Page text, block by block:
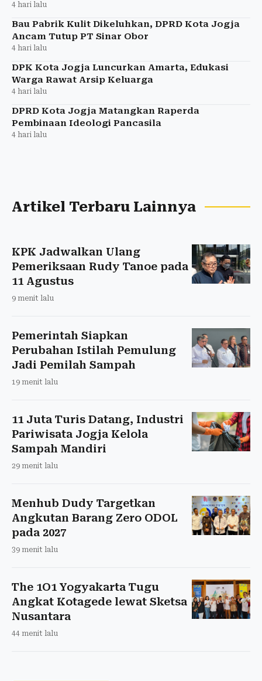
4 hari lalu
Bau Pabrik Kulit Dikeluhkan, DPRD Kota Jogja
Ancam Tutup PT Sinar Obor
4 hari lalu
DPK Kota Jogja Luncurkan Amarta, Edukasi
Warga Rawat Arsip Keluarga
4 hari lalu
DPRD Kota Jogja Matangkan Raperda
Pembinaan Ideologi Pancasila
4 hari lalu
Artikel Terbaru Lainnya
KPK Jadwalkan Ulang
Pemeriksaan Rudy Tanoe pada
11 Agustus
9 menit lalu
Pemerintah Siapkan
Perubahan Istilah Pemulung
Jadi Pemilah Sampah
19 menit lalu
11 Juta Turis Datang, Industri
Pariwisata Jogja Kelola
Sampah Mandiri
29 menit lalu
Menhub Dudy Targetkan
Angkutan Barang Zero ODOL
pada 2027
39 menit lalu
The 1O1 Yogyakarta Tugu
Angkat Kotagede lewat Sketsa
Nusantara
44 menit lalu